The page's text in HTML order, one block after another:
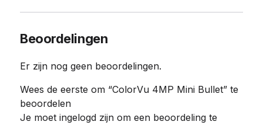
Beoordelingen
Er zijn nog geen beoordelingen.
Wees de eerste om “ColorVu 4MP Mini Bullet” te
beoordelen
Je moet ingelogd zijn om een beoordeling te